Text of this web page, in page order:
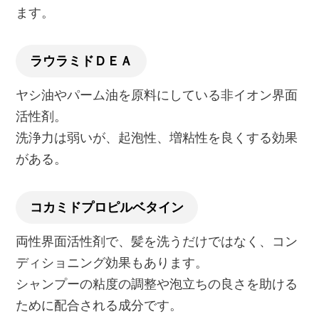
ます。
ラウラミドＤＥＡ
ヤシ油やパーム油を原料にしている非イオン界面
活性剤。
洗浄力は弱いが、起泡性、増粘性を良くする効果
がある。
コカミドプロピルベタイン
両性界面活性剤で、髪を洗うだけではなく、コン
ディショニング効果もあります。
シャンプーの粘度の調整や泡立ちの良さを助ける
ために配合される成分です。